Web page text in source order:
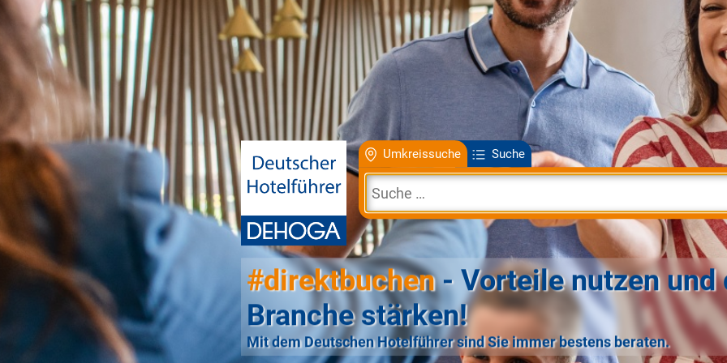
Umkreissuche Suche
#direktbuchen- Vorteile nutzen und
Branche stärken!
Mit dem Deutschen Hotelführer sind Sie immer bestens beraten.